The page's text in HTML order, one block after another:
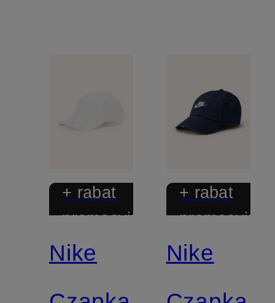
+ rabat
promocyjny
Nike
+ rabat
promocyjny
Nike